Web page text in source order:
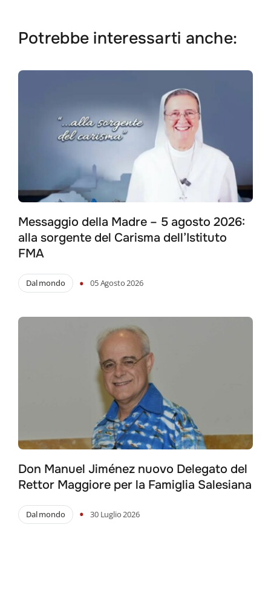
Potrebbe interessarti anche:
Messaggio della Madre – 5 agosto 2026:
alla sorgente del Carisma dell’Istituto
FMA
Dal mondo • 05 Agosto 2026
Don Manuel Jiménez nuovo Delegato del
Rettor Maggiore per la Famiglia Salesiana
Dal mondo • 30 Luglio 2026